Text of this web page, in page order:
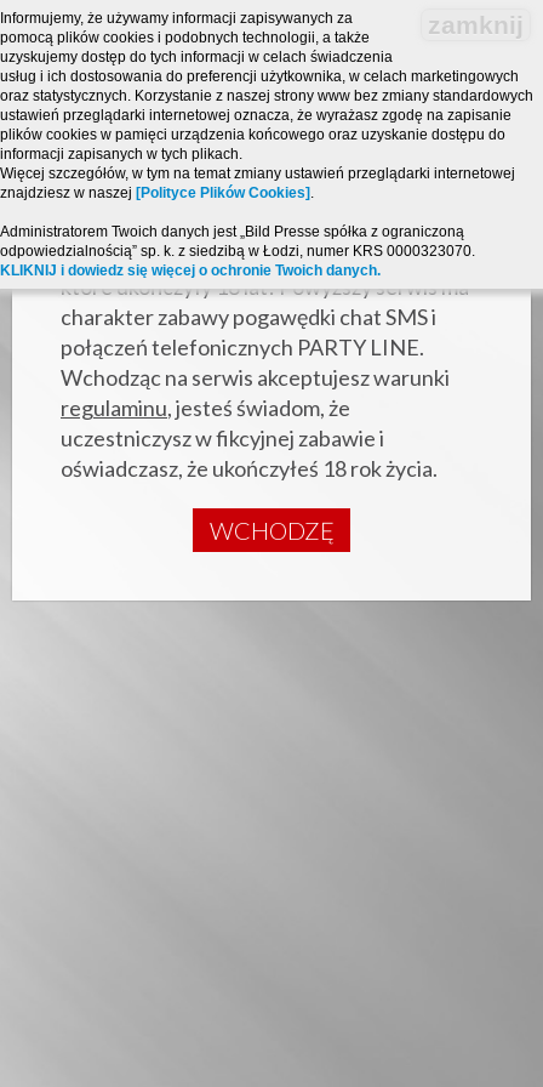
zamknij
Informujemy, że używamy informacji zapisywanych za
pomocą plików cookies i podobnych technologii, a także
uzyskujemy dostęp do tych informacji w celach świadczenia
usług i ich dostosowania do preferencji użytkownika, w celach marketingowych
oraz statystycznych. Korzystanie z naszej strony www bez zmiany standardowych
ustawień przeglądarki internetowej oznacza, że wyrażasz zgodę na zapisanie
plików cookies w pamięci urządzenia końcowego oraz uzyskanie dostępu do
informacji zapisanych w tych plikach.
Więcej szczegółów, w tym na temat zmiany ustawień przeglądarki internetowej
znajdziesz w naszej [Polityce Plików Cookies] .
Administratorem Twoich danych jest „Bild Presse spółka z ograniczoną
odpowiedzialnością” sp. k. z siedzibą w Łodzi, numer KRS 0000323070.
KLIKNIJ i dowiedz się więcej o ochronie Twoich danych.
Strona zawiera treści o charakterze
erotycznym i jest przeznaczona dla osób,
które ukończyły 18 lat! Powyższy serwis ma
charakter zabawy pogawędki chat SMS i
połączeń telefonicznych PARTY LINE.
Wchodząc na serwis akceptujesz warunki
regulaminu, jesteś świadom, że
uczestniczysz w fikcyjnej zabawie i
oświadczasz, że ukończyłeś 18 rok życia.
WCHODZĘ